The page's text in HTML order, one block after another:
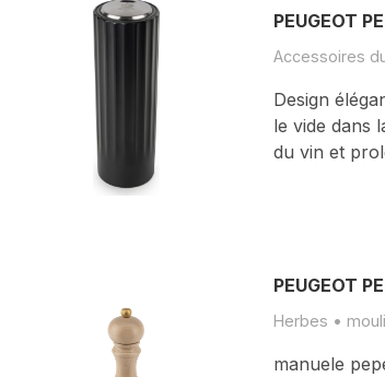
PEUGEOT
Accessoires
Design
le vide dans
du vin et
PEUGEOT
Herbes •
manuele